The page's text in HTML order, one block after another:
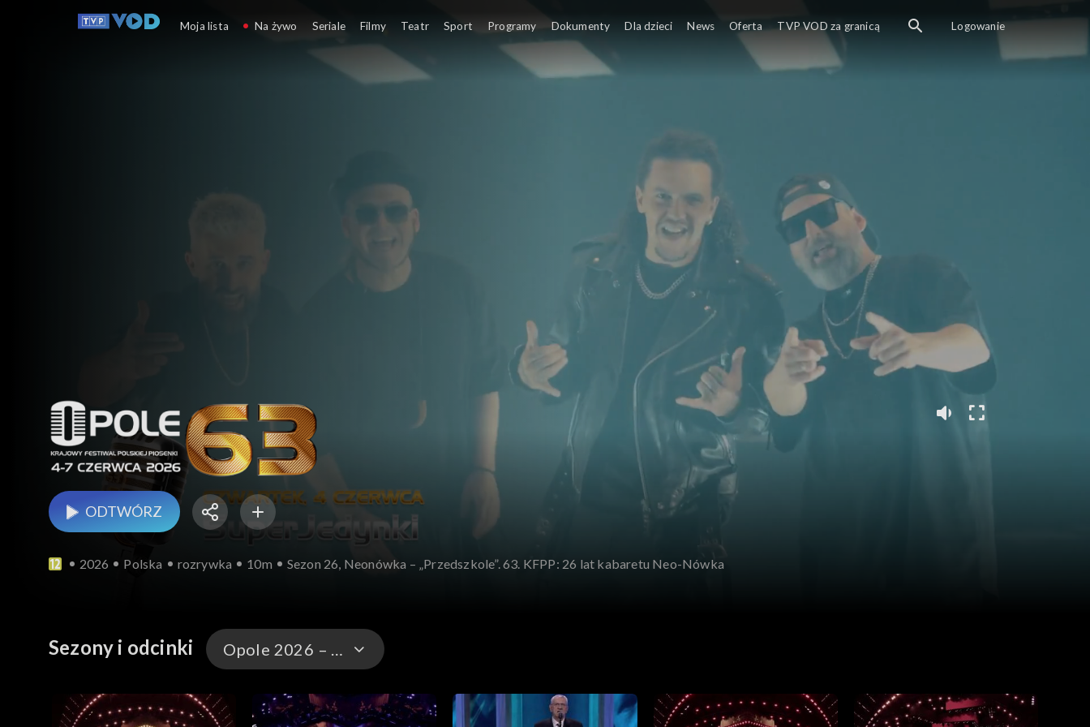
Opole
ODTWÓRZ
2026 Polska rozrywka 10m Sezon 26, Neonówka – „Przedszkole”. 63. KFPP: 26 lat kabaretu Neo-Nówka
Sezony i odcinki Opole 2026 – występy
Opole 2026
Moja lista Na żywo Seriale Filmy Teatr Sport Programy Dokumenty Dla dzieci News Oferta TVP VOD za granicą Logowanie